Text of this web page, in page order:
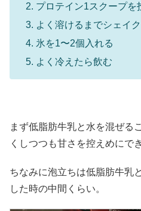
プロテイン1スクープを
よく溶けるまでシェイク
氷を1〜2個入れる
よく冷えたら飲む
まず低脂肪牛乳と水を混ぜる
くしつつも甘さを控えめにで
ちなみに泡立ちは低脂肪牛乳
した時の中間くらい。